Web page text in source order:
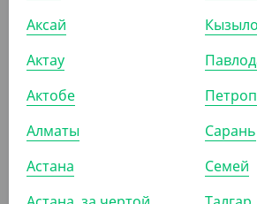
3 237.50
(25.90
Крышка к алюм.контейнеру Y234,
Аксай
Актау
Актобе
Алматы
Астана
Сарань
Семей